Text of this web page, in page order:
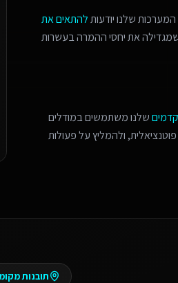
שלנו יודעותלהתאים את
שמגדילה את יחסי ההמרה בעשרות
שלנו משתמשים במודלים
ולהמליץ על פעולות
תובנות